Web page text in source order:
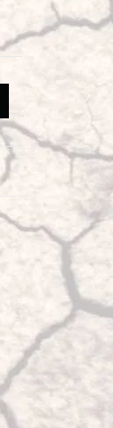
verfügbare
die
Eingabetaste,
Suchergebnis
gelangen.
Benutzer
Touchgeräten
können
Touch-